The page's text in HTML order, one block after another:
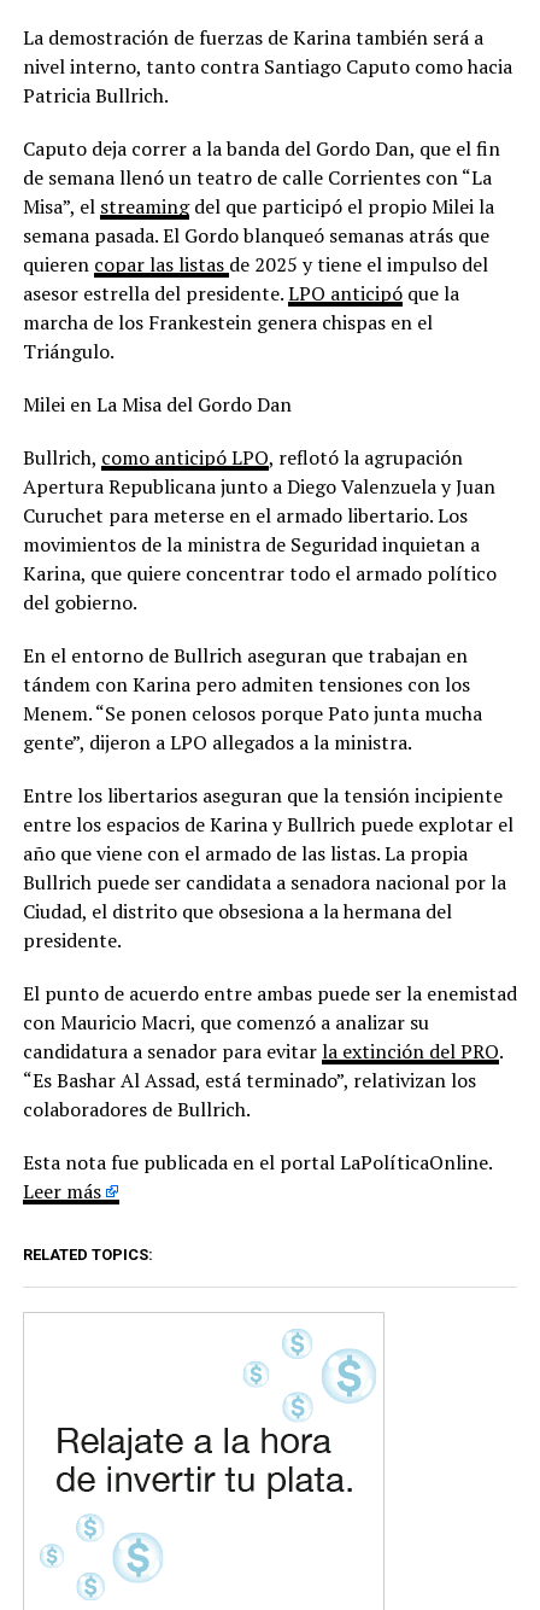
La demostración de fuerzas de Karina también será a
nivel interno, tanto contra Santiago Caputo como hacia
Patricia Bullrich.
Caputo deja correr a la banda del Gordo Dan, que el fin
de semana llenó un teatro de calle Corrientes con “La
Misa”, el streamingdel que participó el propio Milei la
semana pasada. El Gordo blanqueó semanas atrás que
quieren copar las listas de 2025 y tiene el impulso del
asesor estrella del presidente.LPO anticipóque la
marcha de los Frankestein genera chispas en el
Triángulo.
Milei en La Misa del Gordo Dan
Bullrich, como anticipó LPO, reflotó la agrupación
Apertura Republicana junto a Diego Valenzuela y Juan
Curuchet para meterse en el armado libertario. Los
movimientos de la ministra de Seguridad inquietan a
Karina, que quiere concentrar todo el armado político
del gobierno.
En el entorno de Bullrich aseguran que trabajan en
tándem con Karina pero admiten tensiones con los
Menem. “Se ponen celosos porque Pato junta mucha
gente”, dijeron a LPO allegados a la ministra.
Entre los libertarios aseguran que la tensión incipiente
entre los espacios de Karina y Bullrich puede explotar el
año que viene con el armado de las listas. La propia
Bullrich puede ser candidata a senadora nacional por la
Ciudad, el distrito que obsesiona a la hermana del
presidente.
El punto de acuerdo entre ambas puede ser la enemistad
con Mauricio Macri, que comenzó a analizar su
candidatura a senador para evitarla extinción del PRO.
“Es Bashar Al Assad, está terminado”, relativizan los
colaboradores de Bullrich.
Esta nota fue publicada en el portal LaPolíticaOnline.
Leer más
RELATED TOPICS: